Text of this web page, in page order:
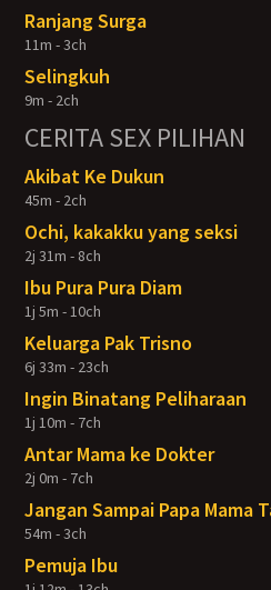
Ranjang Surga
11m - 3ch
Selingkuh
9m - 2ch
CERITA SEX PILIHAN
Akibat Ke Dukun
45m - 2ch
Ochi, kakakku yang seksi
2j 31m - 8ch
Ibu Pura Pura Diam
1j 5m - 10ch
Keluarga Pak Trisno
6j 33m - 23ch
Ingin Binatang Peliharaan
1j 10m - 7ch
Antar Mama ke Dokter
2j 0m - 7ch
Jangan Sampai Papa Mama
54m - 3ch
Pemuja Ibu